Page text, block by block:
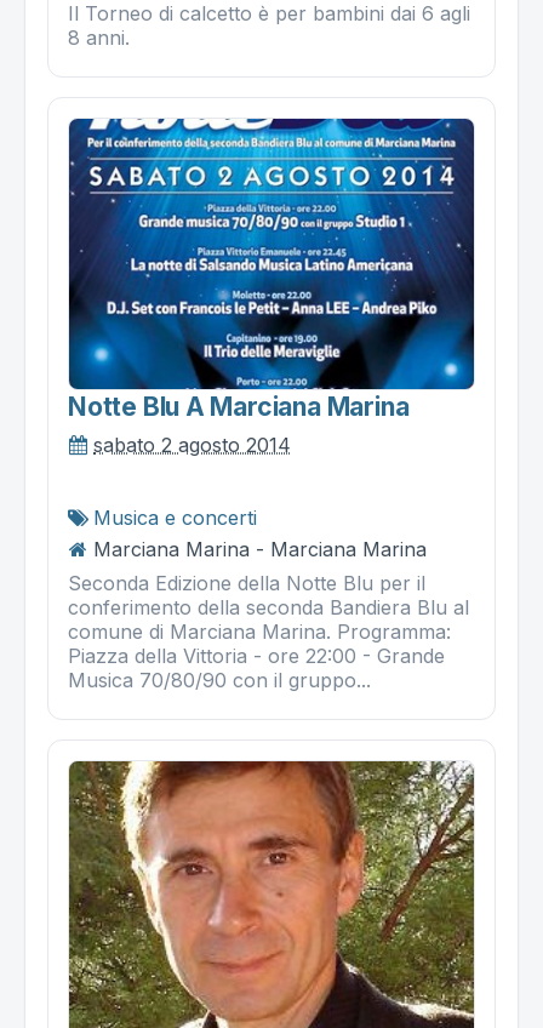
Il Torneo di calcetto è per bambini dai 6 agli
8 anni.
Notte Blu A Marciana Marina
sabato 2 agosto 2014
Musica e concerti
Marciana Marina - Marciana Marina
Seconda Edizione della Notte Blu per il
conferimento della seconda Bandiera Blu al
comune di Marciana Marina. Programma:
Piazza della Vittoria - ore 22:00 - Grande
Musica 70/80/90 con il gruppo...